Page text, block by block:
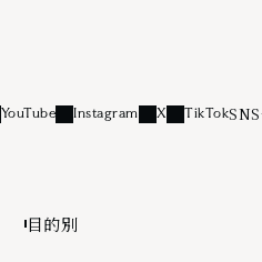
YouTube
リンク Instagram
外部リンク X
外部リンクTikTok
外部リンクSNS
目的別